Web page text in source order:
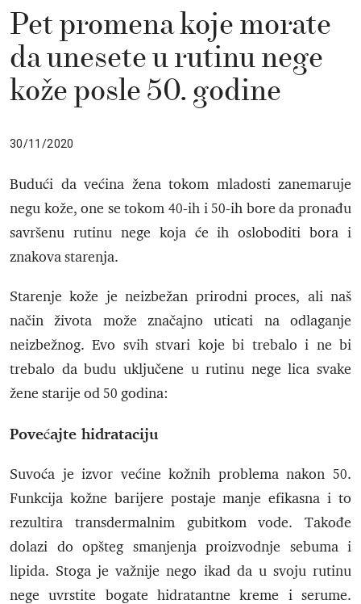
Pet promena koje morate
da unesete u rutinu nege
kože posle 50. godine
30/11/2020
Budući da većina žena tokom mladosti zanemaruje
negu kože, one se tokom 40-ih i 50-ih bore da pronađu
savršenu rutinu nege koja će ih osloboditi bora i
znakova starenja.
Starenje kože je neizbežan prirodni proces, ali naš
način života može značajno uticati na odlaganje
neizbežnog. Evo svih stvari koje bi trebalo i ne bi
trebalo da budu uključene u rutinu nege lica svake
žene starije od 50 godina:
Povećajte hidrataciju
Suvoća je izvor većine kožnih problema nakon 50.
Funkcija kožne barijere postaje manje efikasna i to
rezultira transdermalnim gubitkom vode. Takođe
dolazi do opšteg smanjenja proizvodnje sebuma i
lipida. Stoga je važnije nego ikad da u svoju rutinu
nege uvrstite bogate hidratantne kreme i serume.